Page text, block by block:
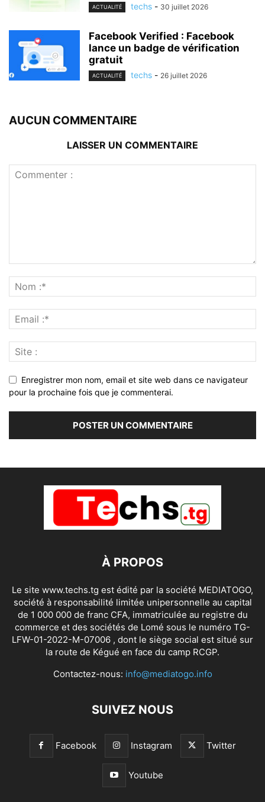
ACTUALITÉ techs - 30 juillet 2026
Facebook Verified : Facebook
lance un badge de vérification
gratuit
ACTUALITÉ techs - 26 juillet 2026
AUCUN COMMENTAIRE
LAISSER UN COMMENTAIRE
Enregistrer mon nom, email et site web dans ce navigateur
pour la prochaine fois que je commenterai.
À PROPOS
Le site www.techs.tg est édité par la société MEDIATOGO,
société à responsabilité limitée unipersonnelle au capital
de 1 000 000 de franc CFA, immatriculée au registre du
commerce et des sociétés de Lomé sous le numéro TG-
LFW-01-2022-M-07006 , dont le siège social est situé sur
la route de Kégué en face du camp RCGP.
Contactez-nous: info@mediatogo.info
SUIVEZ NOUS
Facebook Instagram Twitter
Youtube